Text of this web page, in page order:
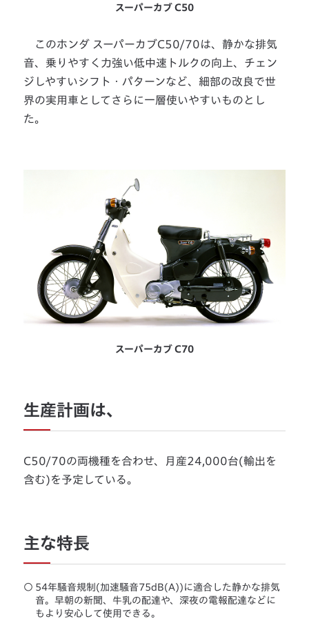
スーパーカブ C50
このホンダ スーパーカブC50/70は、静かな排気
音、乗りやすく力強い低中速トルクの向上、チェン
ジしやすいシフト・パターンなど、細部の改良で世
界の実用車としてさらに一層使いやすいものとし
た。
スーパーカブ C70
生産計画は、
C50/70の両機種を合わせ、月産24,000台(輸出を
含む)を予定している。
主な特長
○ 54年騒音規制(加速騒音75dB(A))に適合した静かな排気
音。早朝の新聞、牛乳の配達や、深夜の電報配達などに
もより安心して使用できる。